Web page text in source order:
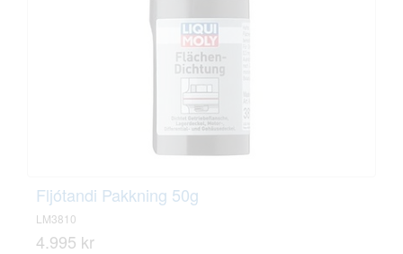
Fljótandi Pakkning 50g
LM3810
4.995 kr